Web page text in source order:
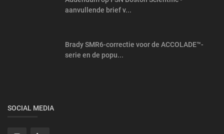
aanvullende brief v...
Brady SMR6-correctie voor de ACCOLADE™-
serie en de popu...
SOCIAL MEDIA